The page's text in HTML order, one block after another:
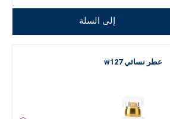
إلى السلة
عطر نسائي w127